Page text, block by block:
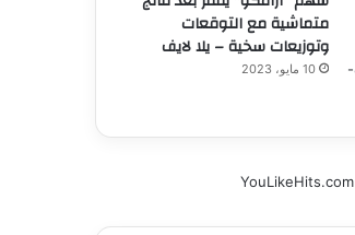
متماشية مع التوقعات
وتوزيعات سخية – يلا لايف
10 مايو، 2023
YouLikeHits.com